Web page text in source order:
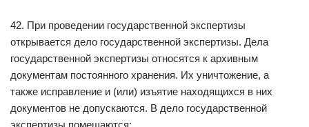
42. При проведении государственной экспертизы
открывается дело государственной экспертизы. Дела
государственной экспертизы относятся к архивным
документам постоянного хранения. Их уничтожение, а
также исправление и (или) изъятие находящихся в них
документов не допускаются. В дело государственной
экспертизы помещаются: